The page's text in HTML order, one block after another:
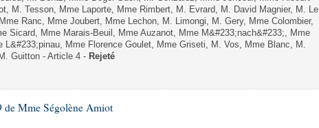
M. Tesson, Mme Laporte, Mme Rimbert, M. Evrard, M. David Magnier, M. Le
Ranc, Mme Joubert, Mme Lechon, M. Limongi, M. Gery, Mme Colombier,
Sicard, Mme Marais-Beuil, Mme Auzanot, Mme M&#233;nach&#233;, Mme
L&#233;pinau, Mme Florence Goulet, Mme Griseti, M. Vos, Mme Blanc, M.
Guitton - Article 4 - Rejeté
de Mme Ségolène Amiot